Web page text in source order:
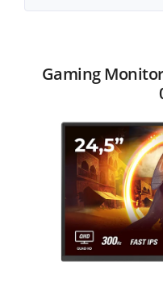
Gaming Monitor